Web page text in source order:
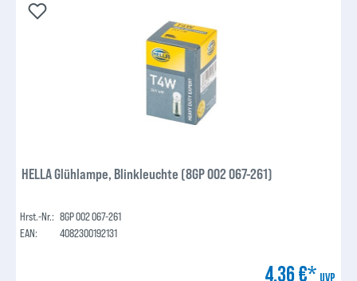
HELLA Glühlampe, Blinkleuchte (8GP 002 067-261)
Hrst.-Nr.: 8GP 002 067-261
EAN:
4082300192131
4,36 €* UVP